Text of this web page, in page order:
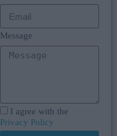
Message
I agree with the
Privacy Policy